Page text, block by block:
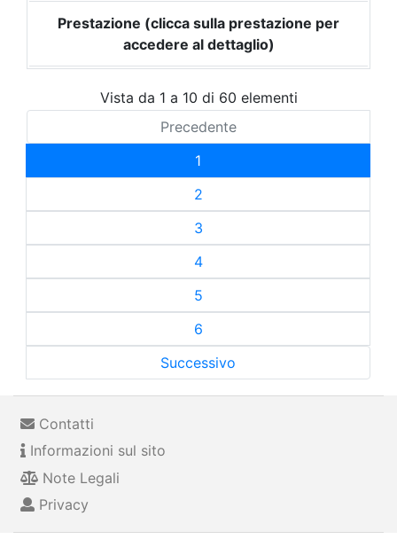
Prestazione (clicca sulla prestazione per
accedere al dettaglio)
Vista da 1 a 10 di 60 elementi
Precedente
1
2
3
4
5
6
Successivo
Contatti
Informazioni sul sito
Note Legali
Privacy